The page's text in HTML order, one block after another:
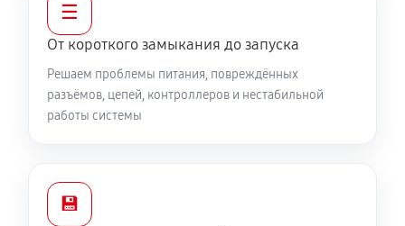
☰
От короткого замыкания до запуска
Решаем проблемы питания, повреждённых
разъёмов, цепей, контроллеров и нестабильной
работы системы
💾